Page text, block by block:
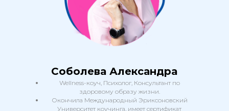
Соболева Александра
Wellness-коуч, Психолог, Консультант по
здоровому образу жизни.
Окончила Международный Эриксоновский
Университет коучинга, имеет сертификат